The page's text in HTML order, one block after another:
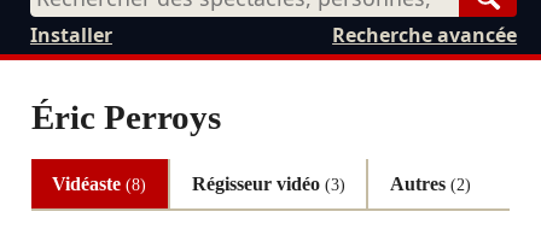
Recherche avancée
Installer
Éric Perroys
Vidéaste(8) Régisseur vidéo (3) Autres(2)